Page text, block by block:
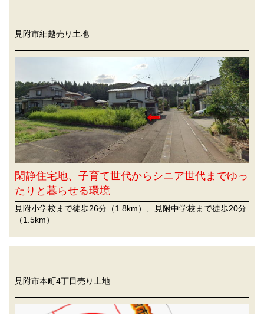
見附市細越売り土地
閑静住宅地、子育て世代からシニア世代までゆっ
たりと暮らせる環境
見附小学校まで徒歩26分（1.8km）、見附中学校まで徒歩20分
（1.5km）
見附市本町4丁目売り土地